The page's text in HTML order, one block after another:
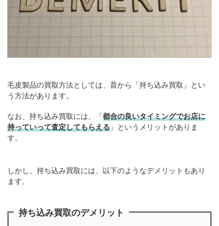
毛皮製品の買取方法としては、昔から「持ち込み買取」とい
う方法があります。
なお、持ち込み買取には、「都合の良いタイミングでお店に
持っていって査定してもらえる 」というメリットがありま
す。
しかし、持ち込み買取には、以下のようなデメリットもあり
ます。
持ち込み買取のデメリット